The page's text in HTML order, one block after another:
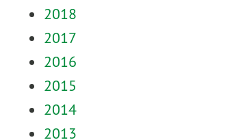
2018
2017
2016
2015
2014
2013